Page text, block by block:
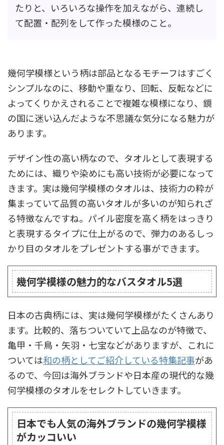
たりと、いろいろな操作を加えながら、連続し
て配置・配列をして作った模様のこと。
幾何学模様という柄は部品となるモチーフはすごく
シンプルなのに、移動や重なり、回転、反転などに
よってくりかえされることで複雑な模様になり、鏡
の国に迷い込んだような不思議な気分になる魅力が
あります。
デザイン性の高い柄なので、タオルとして表現する
ためには、織りや染めにも高い技術が必要になって
きます。実は幾何学模様のタオルは、技術力の粋が
集まっていて品質の高いタオルが多いのが知られざ
る特徴なんですね。パイル密度を高く柄をはっきり
と表現するタイプに仕上がるので、弾力のあるしっ
かり目のタオルをプレゼントする事ができます。
幾何学模様の魅力的なバスタオル5選
日本の古典柄には、実は幾何学模様がたくさんあり
ます。比較的、落ちついていて上品なのが特徴で、
亀甲・千鳥・矢羽・七宝などがありますが、これに
ついては和の柄としてご紹介している特集記事があ
るので、今回は海外ブランドや日本産の現代的な幾
何学模様のタオルをセレクトしていきます。
日本でも人気の海外ブランドの幾何学模様
がカッコいい